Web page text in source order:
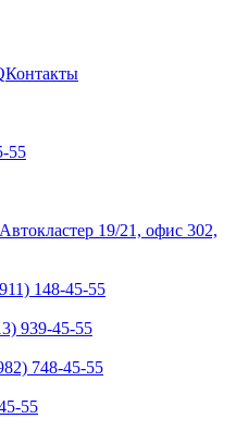
Контакты
55
19/21, офис 302,
148-45-55
939-45-55
748-45-55
55